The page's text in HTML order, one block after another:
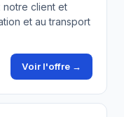
notre client et
et au transport
Voir l'offre →